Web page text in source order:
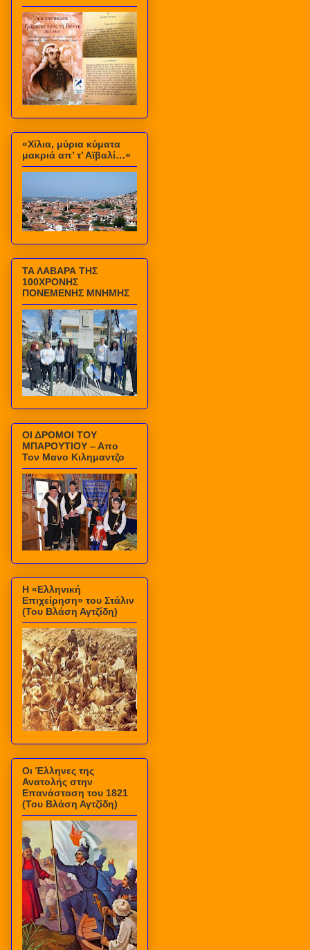
«Χίλια, μύρια κύματα
μακριά απ’ τ’ Αϊβαλί…»
ΤΑ ΛΑΒΑΡΑ ΤΗΣ
100ΧΡΟΝΗΣ
ΠΟΝΕΜΕΝΗΣ ΜΝΗΜΗΣ
ΟΙ ΔΡΟΜΟΙ ΤΟΥ
ΜΠΑΡΟΥΤΙΟΥ – Απο
Τον Μανο Κιλημαντζο
Η «Ελληνική
Επιχείρηση» του Στάλιν
(Του Βλάση Αγτζίδη)
Οι Έλληνες της
Ανατολής στην
Επανάσταση του 1821
(Του Βλάση Αγτζίδη)